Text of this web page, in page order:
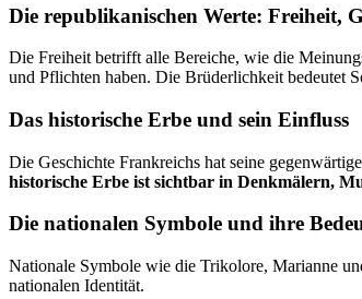
Die republikanischen Werte: Freiheit,
Die Freiheit betrifft alle Bereiche, wie die
und Pflichten haben. Die Brüderlichkeit bedeutet
Das historische Erbe und sein Einfluss
Die Geschichte Frankreichs hat seine
historische Erbe ist sichtbar in Denkmälern,
Die nationalen Symbole und ihre
Nationale Symbole wie die Trikolore, Marianne
nationalen Identität.